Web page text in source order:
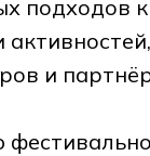
подходов
и